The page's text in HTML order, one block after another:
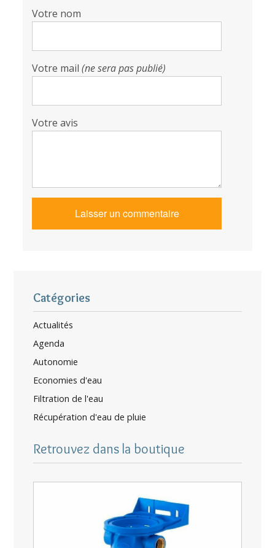
Votre nom
Votre mail(ne sera pas publié)
Votre avis
Catégories
Actualités
Agenda
Autonomie
Economies d'eau
Filtration de l'eau
Récupération d'eau de pluie
Retrouvez dans la boutique